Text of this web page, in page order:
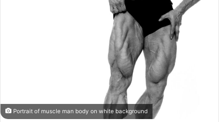
Portrait of muscle man body on white background